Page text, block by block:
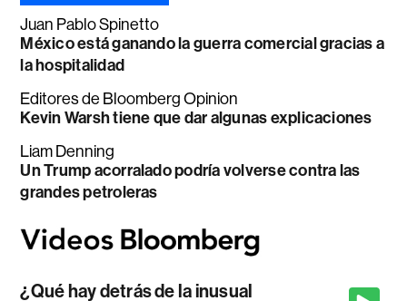
Juan Pablo Spinetto
México está ganando la guerra comercial gracias a
la hospitalidad
Editores de Bloomberg Opinion
Kevin Warsh tiene que dar algunas explicaciones
Liam Denning
Un Trump acorralado podría volverse contra las
grandes petroleras
¿Qué hay detrás de la inusual